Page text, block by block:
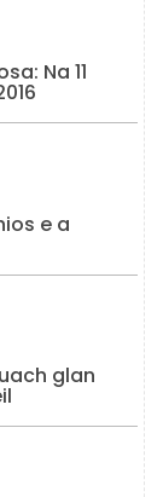
Na 11
e a
glan